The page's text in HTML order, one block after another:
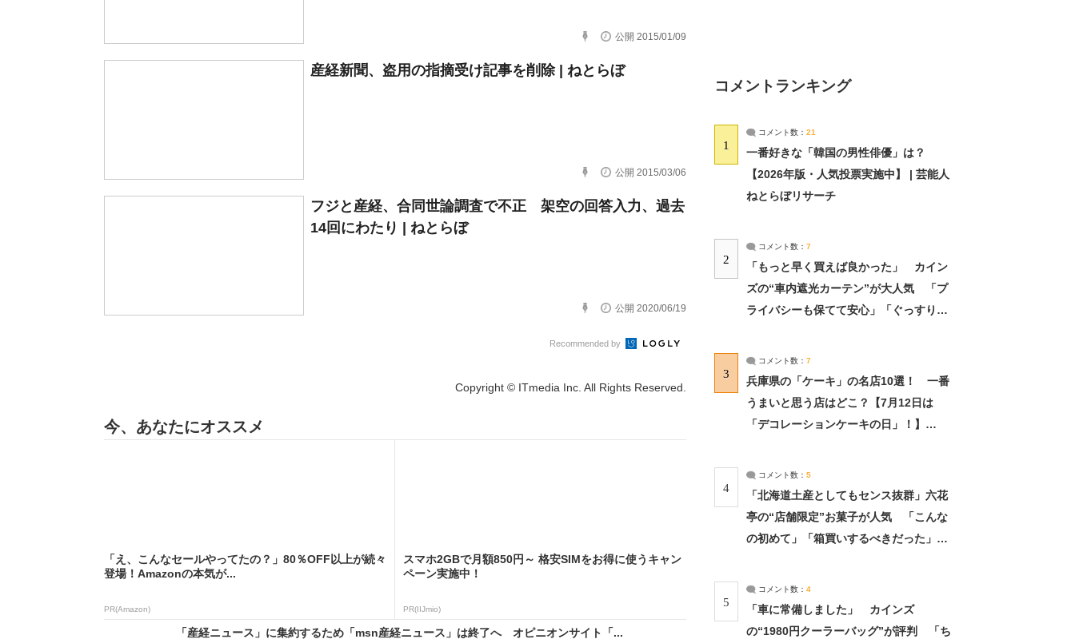
公開 2015/01/09
産経新聞、盗用の指摘受け記事を削除 | ねとらぼ
公開 2015/03/06
フジと産経、合同世論調査で不正 架空の回答入力、過去
14回にわたり | ねとらぼ
公開 2020/06/19
Recommended by
Copyright © ITmedia Inc. All Rights Reserved.
今、あなたにオススメ
「え、こんなセールやってたの？」80％OFF以上が続々
登場！Amazonの本気が...
PR(Amazon)
スマホ2GBで月額850円～ 格安SIMをお得に使うキャン
ペーン実施中！
PR(IIJmio)
「産経ニュース」に集約するため「msn産経ニュース」は終了へ オピニオンサイト「...
コメントランキング
1
コメント数： 21
一番好きな「韓国の男性俳優」は？
【2026年版・人気投票実施中】 | 芸能人
ねとらぼリサーチ
2
コメント数： 7
「もっと早く買えば良かった」 カイン
ズの“車内遮光カーテン”が大人気 「プ
ライバシーも保てて安心」「ぐっすり眠
3
コメント数： 7
兵庫県の「ケーキ」の名店10選！ 一番
うまいと思う店はどこ？【7月12日は
「デコレーションケーキの日」！】
4
コメント数： 5
「北海道土産としてもセンス抜群」六花
亭の“店舗限定”お菓子が人気 「こんな
の初めて」「箱買いするべきだった」
5
コメント数： 4
「車に常備しました」 カインズ
の“1980円クーラーバッグ”が評判 「ち